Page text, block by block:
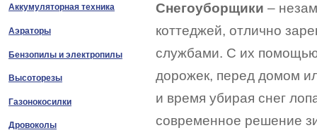
Аккумуляторная техника
Аэраторы
Бензопилы и электропилы
Высоторезы
Газонокосилки
Дровоколы
Снегоуборщики –
коттеджей, отлично
службами. С их помощью
дорожек, перед домом
и время убирая снег
современное решение